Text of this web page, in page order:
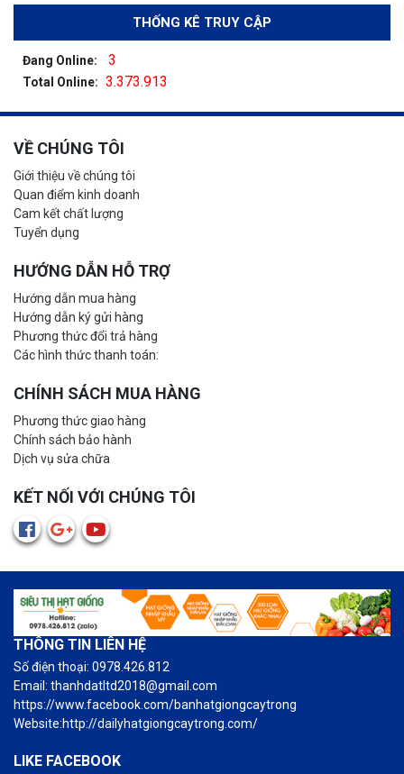
THỐNG KÊ TRUY CẬP
Đang Online: 3
Total Online: 3.373.913
VỀ CHÚNG TÔI
Giới thiệu về chúng tôi
Quan điểm kinh doanh
Cam kết chất lượng
Tuyển dụng
HƯỚNG DẪN HỖ TRỢ
Hướng dẫn mua hàng
Hướng dẫn ký gửi hàng
Phương thức đổi trả hàng
Các hình thức thanh toán:
CHÍNH SÁCH MUA HÀNG
Phương thức giao hàng
Chính sách bảo hành
Dịch vụ sửa chữa
KẾT NỐI VỚI CHÚNG TÔI
THÔNG TIN LIÊN HỆ
Số điện thoại: 0978.426.812
Email: thanhdatltd2018@gmail.com
https://www.facebook.com/banhatgiongcaytrong
Website:http://dailyhatgiongcaytrong.com/
LIKE FACEBOOK